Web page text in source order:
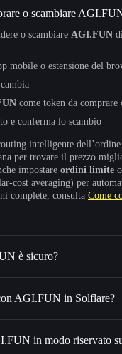
o scambiare
o scambiare AGI.FUN
mobile o estensione del
come token da comprare
e conferma lo scambio
intelligente
per trovare il prezzo
impostare ordini limite
cost averaging) per
complete, consulta Come
è sicuro?
AGI.FUN in Solflare?
wallet Solflare
— scambia
migliaia di altri token
in modo riservato